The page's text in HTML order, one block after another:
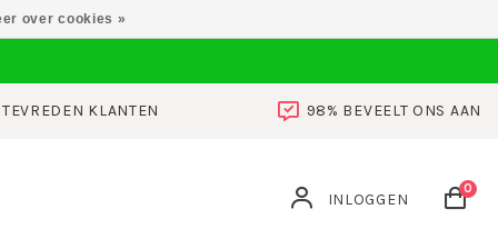
KLANTEN 98% BEVEELT ONS AAN
INLOGGEN
0
over cookies »